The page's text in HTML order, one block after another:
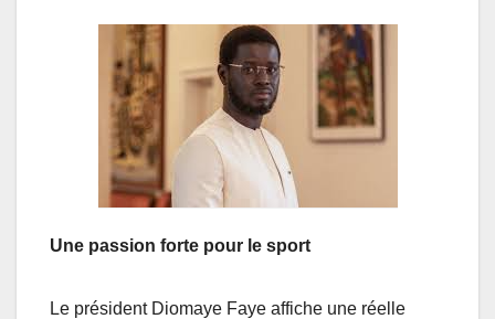
Une passion forte pour le sport
Le président Diomaye Faye affiche une réelle